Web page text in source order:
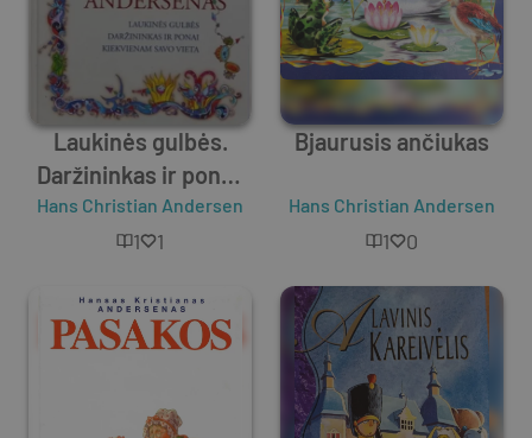
Laukinės gulbės.
Daržininkas ir ponai.
Kiekvienam savo
vieta
Hans Christian Andersen
1 1
Bjaurusis ančiukas
Hans Christian Andersen
1 0